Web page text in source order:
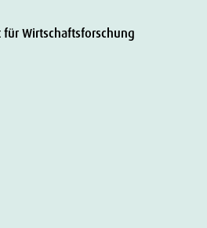
Wirtschaftsforschung